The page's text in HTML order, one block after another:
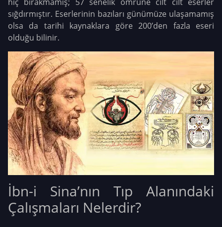
sığdırmıştır. Eserlerinin bazıları günümüze ulaşamamış
olsa da tarihi kaynaklara göre 200’den fazla eseri
olduğu bilinir.
İbn-i Sina’nın Tıp Alanındaki
Çalışmaları Nelerdir?